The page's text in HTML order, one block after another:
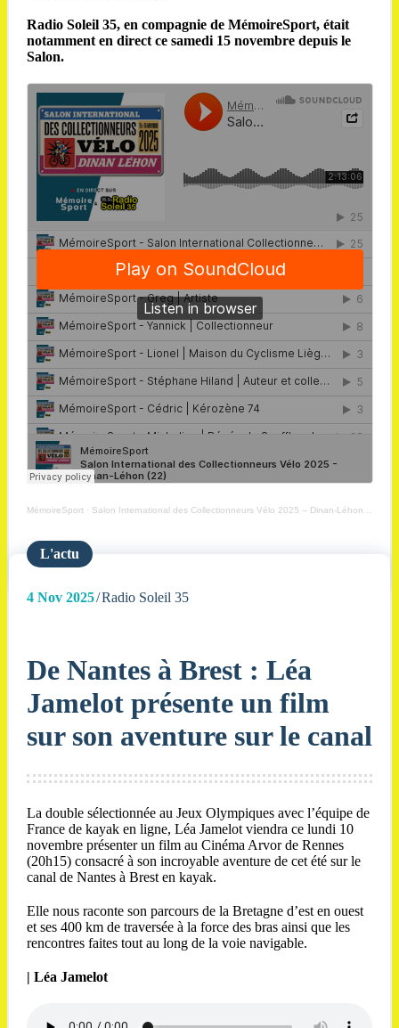
Radio Soleil 35, en compagnie de MémoireSport, était
notamment en direct ce samedi 15 novembre depuis le
Salon.
MémoireSport· Salon International des Collectionneurs Vélo 2025 – Dinan-Léhon (22)
L'actu
4Nov 2025 Radio Soleil 35
De Nantes à Brest : Léa
Jamelot présente un film
sur son aventure sur le canal
La double sélectionnée au Jeux Olympiques avec l’équipe de
France de kayak en ligne, Léa Jamelot viendra ce lundi 10
novembre présenter un film au Cinéma Arvor de Rennes
(20h15) consacré à son incroyable aventure de cet été sur le
canal de Nantes à Brest en kayak.
Elle nous raconte son parcours de la Bretagne d’est en ouest
et ses 400 km de traversée à la force des bras ainsi que les
rencontres faites tout au long de la voie navigable.
| Léa Jamelot